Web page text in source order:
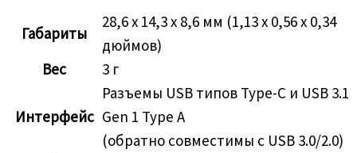
Габариты
28,6 x 14,3 x 8,6 мм (1,13 x 0,56 x 0,34
дюймов)
Вес
3 г
Интерфейс
Разъемы USB типов Type-C и USB 3.1
Gen 1 Type A
(обратно совместимы с USB 3.0/2.0)